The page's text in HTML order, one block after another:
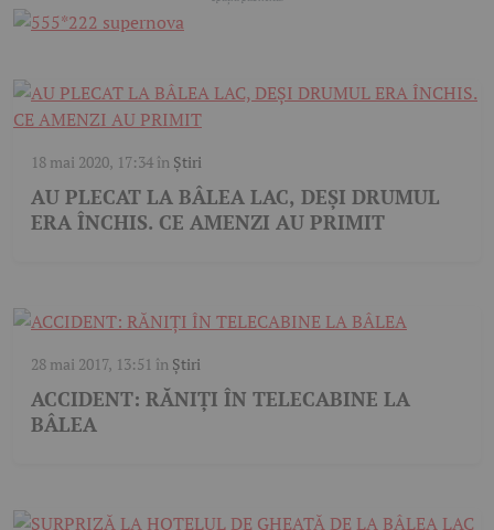
18 mai 2020, 17:34 în Știri
AU PLECAT LA BÂLEA LAC, DEȘI DRUMUL
ERA ÎNCHIS. CE AMENZI AU PRIMIT
28 mai 2017, 13:51 în Știri
ACCIDENT: RĂNIȚI ÎN TELECABINE LA
BÂLEA